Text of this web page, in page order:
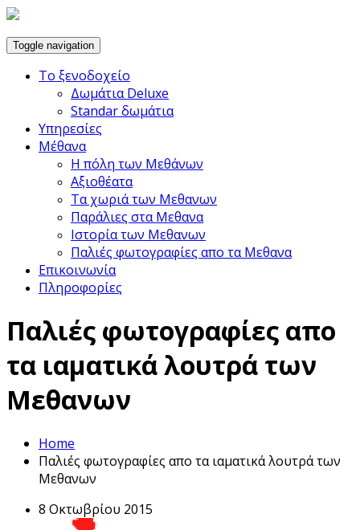
Toggle navigation
Το ξενοδοχείο
Δωμάτια Deluxe
Standar δωμάτια
Υπηρεσίες
Μέθανα
Η πόλη των Μεθάνων
Αξιοθέατα
Τα χωριά των Μεθανων
Παράλιες στα Μεθανα
Ιστορία των Μεθανων
Παλιές φωτογραφίες απο τα Μεθανα
Επικοινωνία
Πληροφορίες
Παλιές φωτογραφίες απο
τα ιαματικά λουτρά των
Μεθανων
Home
Παλιές φωτογραφίες απο τα ιαματικά λουτρά των
Μεθανων
8 Οκτωβρίου 2015